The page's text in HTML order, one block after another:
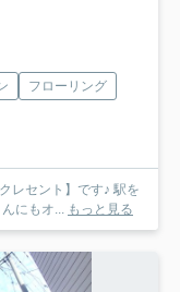
フローリング
ント】です♪ 駅を
にもオ...
もっと見る